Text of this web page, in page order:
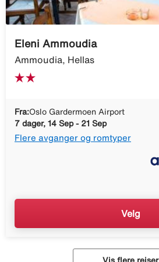
Eleni Ammoudia
Ammoudia, Hellas
Fra:Oslo Gardermoen Airport
7 dager, 14 Sep - 21 Sep
Flere avganger og romtyper
Velg
Vis flere reiser